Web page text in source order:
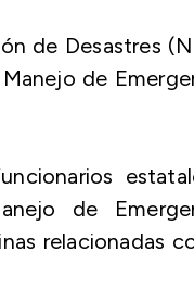
de Desastres
de
de
relacionadas